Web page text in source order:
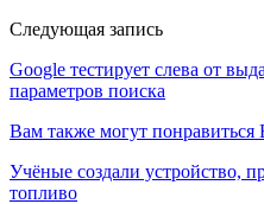
Следующая запись
Google тестирует слева от
параметров поиска
Вам также могут понравиться
Учёные создали устройство,
топливо